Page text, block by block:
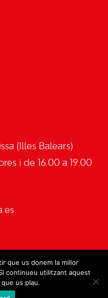
(Illes Balears)
i de 16.00 a 19.00
que us donem la millor
continueu utilitzant aquest
us plau.